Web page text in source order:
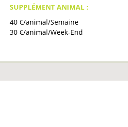
SUPPLÉMENT ANIMAL :
40 €/animal/Semaine
30 €/animal/Week-End